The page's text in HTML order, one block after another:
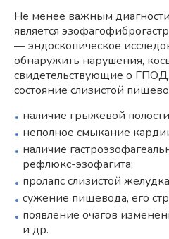
Не менее важным
является
— эндоскопическое
обнаружить нарушения,
свидетельствующие о
состояние слизистой
наличие грыжевой
неполное смыкание
наличие
рефлюкс-эзофагита;
пролапс слизистой
сужение пищевода, его
появление очагов
и др.